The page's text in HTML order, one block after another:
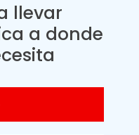
llevar
a donde